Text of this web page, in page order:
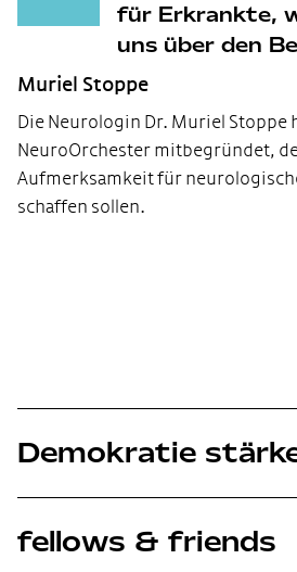
für Erkrankte,
uns über den
Muriel Stoppe
Die Neurologin Dr. Muriel Stoppe
NeuroOrchester mitbegründet,
Aufmerksamkeit für
schaffen sollen.
Demokratie
fellows & friends